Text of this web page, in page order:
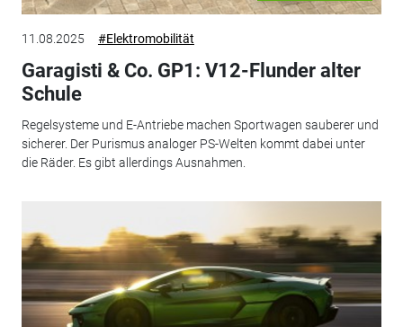
11.08.2025 #Elektromobilität
Garagisti & Co. GP1: V12-Flunder alter
Schule
Regelsysteme und E-Antriebe machen Sportwagen sauberer und
sicherer. Der Purismus analoger PS-Welten kommt dabei unter
die Räder. Es gibt allerdings Ausnahmen.